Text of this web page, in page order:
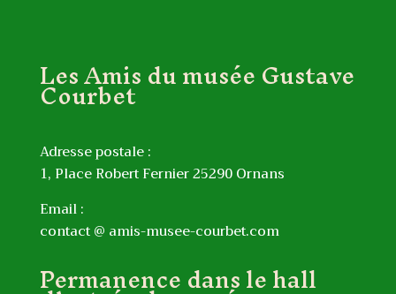
Les Amis du musée Gustave
Courbet
Adresse postale :
1, Place Robert Fernier 25290 Ornans
Email :
contact @ amis-musee-courbet.com
Permanence dans le hall